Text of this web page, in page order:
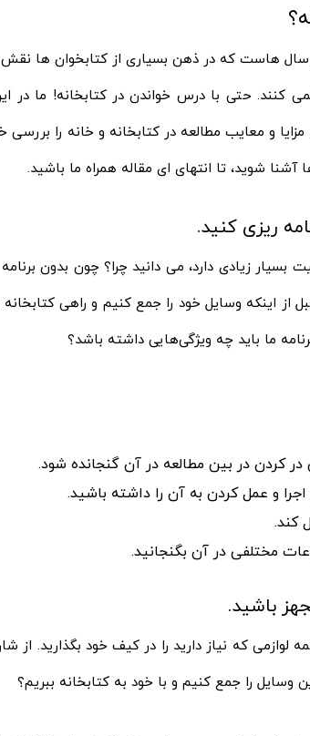
سال هاست که در ذهن بسیاری از کتابخوان ها
کنند. حتی با درس خواندن در کتابخانه! ما
و معایب مطالعه در کتابخانه و خانه را
شوید، تا انتهای ای مقاله همراه ما باشید.
بسیار زیادی دارد، می دانید چرا؟ چون بدون
اینکه وسایل خود را جمع کنیم و راهی
ما باید چه ویژگی‌هایی داشته باشد؟
کردن در بین مطالعه در آن گنجانده شود.
اجرا و عمل کردن به آن را داشته باشید.
کند.
مختلفی در آن بگنجانید.
که نیاز دارید را در کیف خود بگذارید.
وسایل را جمع کنیم و با خود به کتابخانه ببریم؟